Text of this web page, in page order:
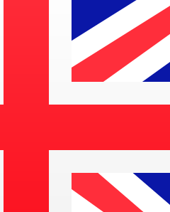
Possiamo battere i tassi